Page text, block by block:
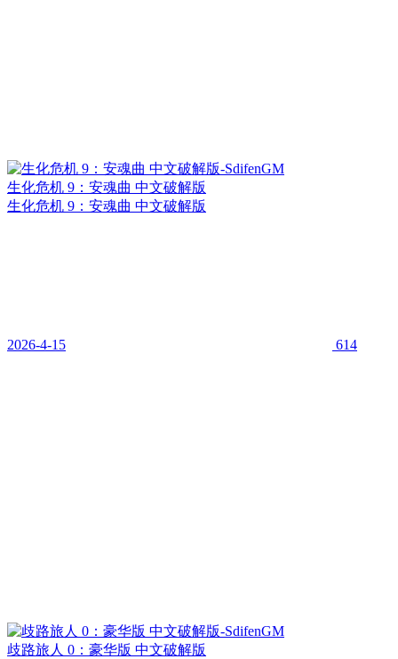
生化危机 9：安魂曲 中文破解版
生化危机 9：安魂曲 中文破解版
2026-4-15 614
歧路旅人 0：豪华版 中文破解版